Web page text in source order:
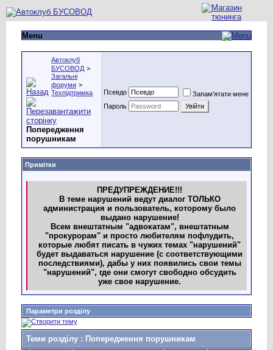
Menu
Автоклуб
БУСОВОД >
Загальні
форуми >
Техпідтримка
Попередження
порушникам
Псевдо
Запам'ятати мене
Пароль
Примітки
ПРЕДУПРЕЖДЕНИЕ!!!
В теме нарушений ведут диалог ТОЛЬКО
администрация и пользователь, которому было
выдано нарушение!
Всем внештатным "адвокатам", внештатным
"прокурорам" и просто любителям пофлудить,
которые любят писать в чужих темах "нарушений"
будет выдаваться нарушение (с соответствующими
последствиями), дабы у них появились свои темы
"нарушений", где они смогут свободно обсудить
уже свое нарушение.
Параметри розділу
Теми розділу : Попередження порушникам